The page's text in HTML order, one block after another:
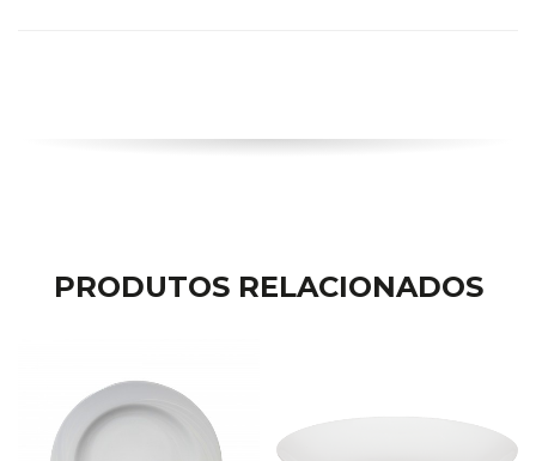
PRODUTOS RELACIONADOS